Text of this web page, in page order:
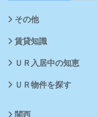
その他
賃貸知識
ＵＲ入居中の知恵
ＵＲ物件を探す
関西